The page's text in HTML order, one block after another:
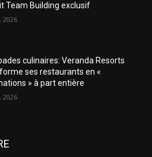
Team Building exclusif
2026
culinaires: Veranda Resorts
ses restaurants en «
» à part entière
2026